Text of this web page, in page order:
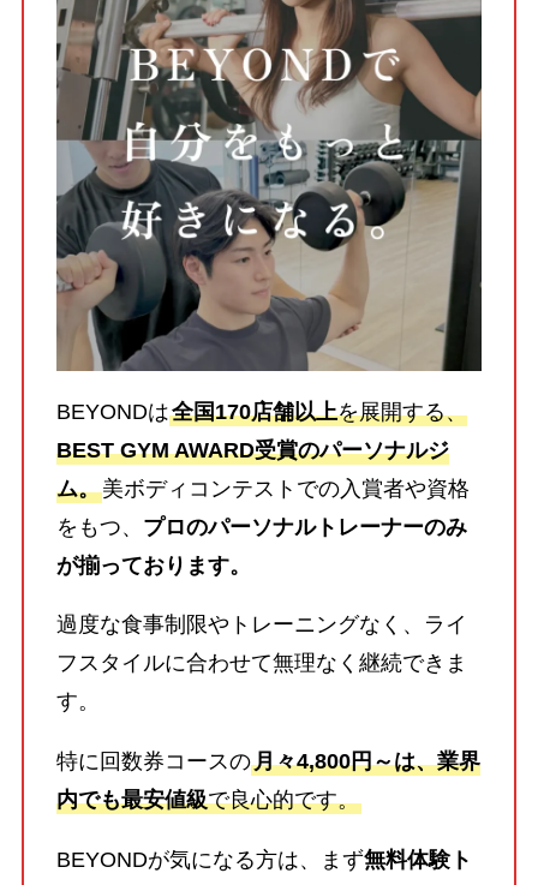
BEYONDは全国170店舗以上を展開する、
BEST GYM AWARD受賞のパーソナルジ
ム。美ボディコンテストでの入賞者や資格
をもつ、 プロのパーソナルトレーナーのみ
が揃っております。
過度な食事制限やトレーニングなく、ライ
フスタイルに合わせて無理なく継続できま
す。
特に回数券コースの月々4,800円～は、業界
内でも最安値級で良心的です。
BEYONDが気になる方は、まず無料体験ト